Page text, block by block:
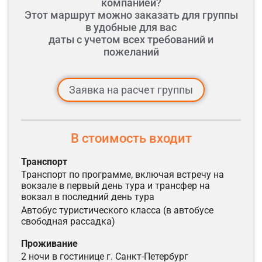
Этот маршрут можно заказать для группы
в удобные для вас
даты с учетом всех требований и
пожеланий
Заявка на расчет группы
В стоимость входит
транспорт
транспорт по программе, включая встречу на
вокзале в первый день тура и трансфер на
вокзал в последний день тура
автобус туристического класса (в автобусе
свободная рассадка)
проживание
2 ночи в гостинице г. Санкт-Петербург